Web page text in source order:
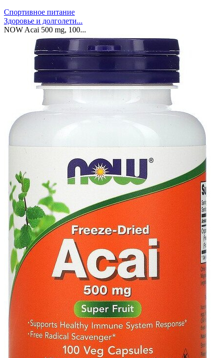
Спортивное питание
Здоровье и долголети...
NOW Acai 500 mg, 100...